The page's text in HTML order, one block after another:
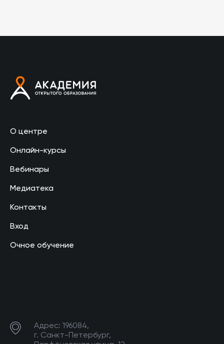
О центре
Онлайн-курсы
Вебинары
Медиатека
Контакты
Вход
Очное обучение
Адрес: 196084,
г. Санкт-Петербург,